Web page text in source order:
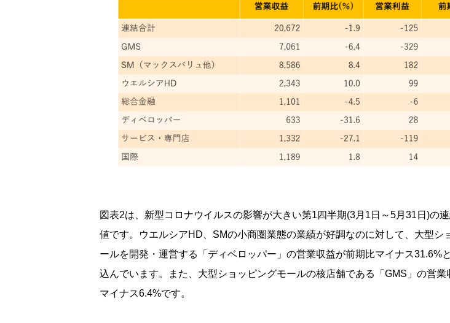
図表2は、新型コロナウイルスの影響が大きい第1四半期(3月1日～5月31日)の
値です。ウエルシアHD、SMの小商圏業態の業績が好調なのに対して、大型シ
ールを開発・運営する「ディベロッパー」の営業収益が前期比マイナス31.6%
込んでいます。また、大型ショッピングモールの核店舗である「GMS」の営業
マイナス6.4%です。